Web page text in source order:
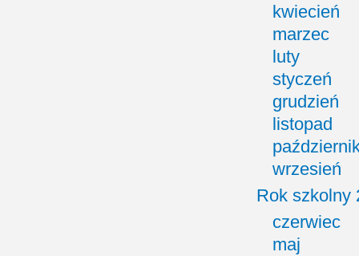
kwiecień
marzec
luty
styczeń
grudzień
listopad
wrzesień
Rok szkolny
czerwiec
maj